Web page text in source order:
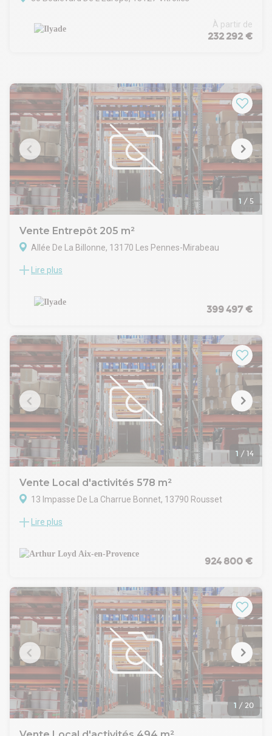
À partir de
232 292 €
1 / 5
Vente Entrepôt 205 m²
Allée De La Billonne, 13170 Les Pennes-Mirabeau
Sur la commune des Pennes Mirabeau,Parc de la
205 m² environ à la vente.
Entrepots livrés bruts.
Site sécurisé
Ossature béton
Lire plus
399 497 €
1 / 14
Vente Local d'activités 578 m²
13 Impasse De La Charrue Bonnet, 13790 Rousset
ARTHUR LOYD - FIGUIERE IMMOBILIER, vous propose, à
programme neuf de locaux d'activités à VENDRE, destinés à
utilisateurs, un local mixte de 578 m², développant 292 m² de
privatives. La partie activités jouira notamment d'une dalle
béton lissée portant 3T/m², de 7,5 m de hauteur libre, d'une
porte sectionnelle 3,5 x 4 m (H) par lot, du triphasé tarif jaune
et d'un aérotherme. 17 parkings sont attribués à cette
cellule. Le tout sur site clos et sécurisé, accessible par tout
type de porteur.
Disponible immédiatement à la vente.
Lire plus
924 800 €
1 / 20